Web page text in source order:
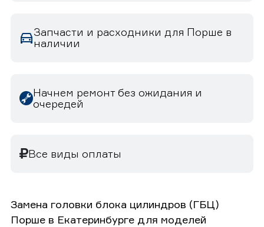
Запчасти и расходники для Порше в
наличии
Начнем ремонт без ожидания и
очередей
Все виды оплаты
Замена головки блока цилиндров (ГБЦ)
Порше в Екатеринбурге для моделей